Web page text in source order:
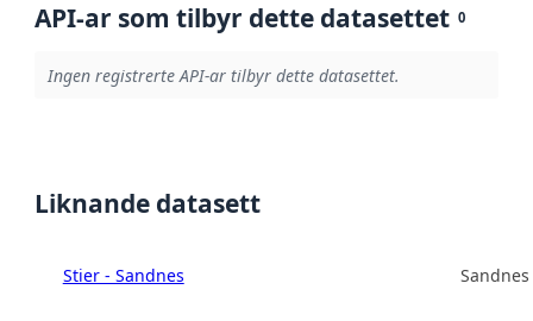
API-ar som tilbyr dette datasettet 0
Ingen registrerte API-ar tilbyr dette datasettet.
Liknande datasett
Stier - Sandnes